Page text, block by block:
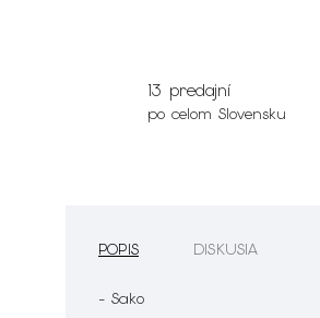
13 predajní
po celom Slovensku
POPIS DISKUSIA
- Sako